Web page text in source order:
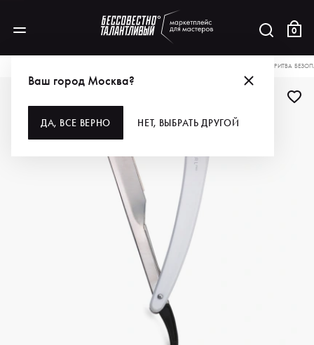
0
Ваш город Москва?
ДА, ВСЕ ВЕРНО НЕТ, ВЫБРАТЬ ДРУГОЙ
DEWAL PRO БРИТВА